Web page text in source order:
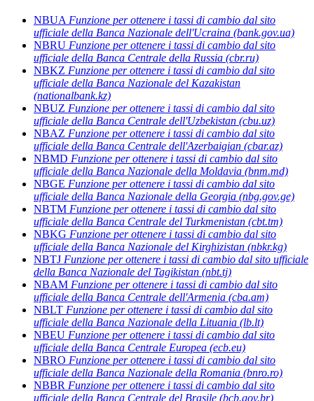
NBUA Funzione per ottenere i tassi di cambio dal sito
ufficiale della Banca Nazionale dell'Ucraina (bank.gov.ua)
NBRU Funzione per ottenere i tassi di cambio dal sito
ufficiale della Banca Centrale della Russia (cbr.ru)
NBKZ Funzione per ottenere i tassi di cambio dal sito
ufficiale della Banca Nazionale del Kazakistan
(nationalbank.kz)
NBUZ Funzione per ottenere i tassi di cambio dal sito
ufficiale della Banca Centrale dell'Uzbekistan (cbu.uz)
NBAZ Funzione per ottenere i tassi di cambio dal sito
ufficiale della Banca Centrale dell'Azerbaigian (cbar.az)
NBMD Funzione per ottenere i tassi di cambio dal sito
ufficiale della Banca Nazionale della Moldavia (bnm.md)
NBGE Funzione per ottenere i tassi di cambio dal sito
ufficiale della Banca Nazionale della Georgia (nbg.gov.ge)
NBTM Funzione per ottenere i tassi di cambio dal sito
ufficiale della Banca Centrale del Turkmenistan (cbt.tm)
NBKG Funzione per ottenere i tassi di cambio dal sito
ufficiale della Banca Nazionale del Kirghizistan (nbkr.kg)
NBTJ Funzione per ottenere i tassi di cambio dal sito ufficiale
della Banca Nazionale del Tagikistan (nbt.tj)
NBAM Funzione per ottenere i tassi di cambio dal sito
ufficiale della Banca Centrale dell'Armenia (cba.am)
NBLT Funzione per ottenere i tassi di cambio dal sito
ufficiale della Banca Nazionale della Lituania (lb.lt)
NBEU Funzione per ottenere i tassi di cambio dal sito
ufficiale della Banca Centrale Europea (ecb.eu)
NBRO Funzione per ottenere i tassi di cambio dal sito
ufficiale della Banca Nazionale della Romania (bnro.ro)
NBBR Funzione per ottenere i tassi di cambio dal sito
ufficiale della Banca Centrale del Brasile (bcb.gov.br)